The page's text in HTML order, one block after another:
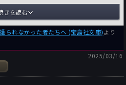
を巡る、人を支える社会制度
きを読む
護られなかった者たちへ (宝島社文庫)より
2025/03/16